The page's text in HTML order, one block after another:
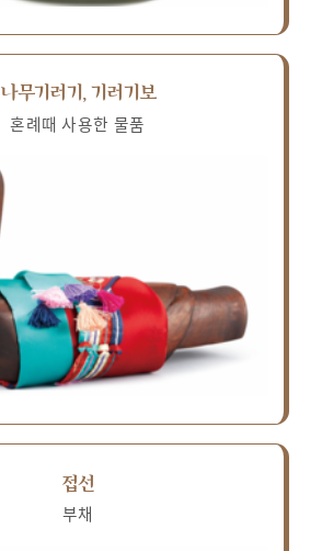
나무기러기, 기러기보
혼례때 사용한 물품
접선
부채